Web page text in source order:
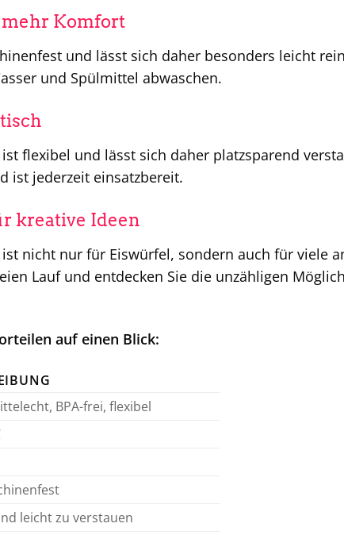
Komfort
und lässt sich daher besonders leicht
und Spülmittel abwaschen.
ist flexibel und lässt sich daher platzsparend
ist jederzeit einsatzbereit.
kreative Ideen
ist nicht nur für Eiswürfel, sondern auch für viele
Lauf und entdecken Sie die unzähligen
auf einen Blick:
BPA-frei, flexibel
leicht zu verstauen